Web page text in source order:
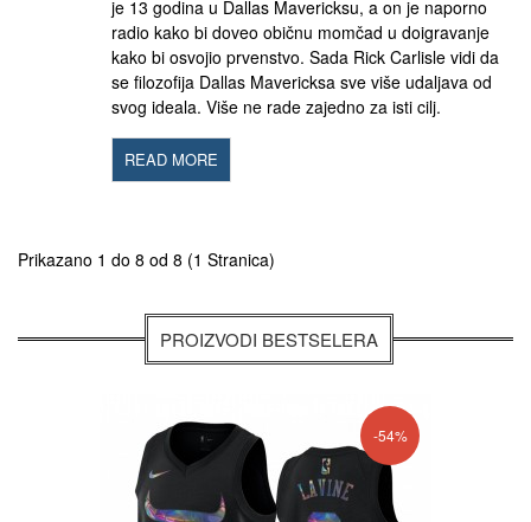
je 13 godina u Dallas Mavericksu, a on je naporno
radio kako bi doveo običnu momčad u doigravanje
kako bi osvojio prvenstvo. Sada Rick Carlisle vidi da
se filozofija Dallas Mavericksa sve više udaljava od
svog ideala. Više ne rade zajedno za isti cilj.
READ MORE
Prikazano 1 do 8 od 8 (1 Stranica)
PROIZVODI BESTSELERA
-54%